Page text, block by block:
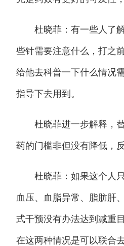
杜晓菲：有一些人了解
些针需要注意什么，打之
给他去科普一下什么情况
指导下去用到。
杜晓菲进一步解释，替
药的门槛非但没有降低，
杜晓菲：如果这个人只
血压、血脂异常、脂肪肝
式干预没有办法达到减重
在这两种情况是可以联合